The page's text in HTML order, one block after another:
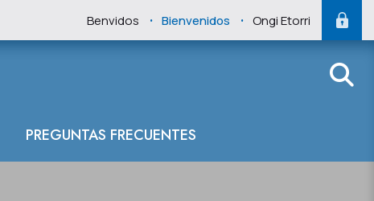
Benvidos . Bienvenidos . Ongi Etorri
PREGUNTAS FRECUENTES
del